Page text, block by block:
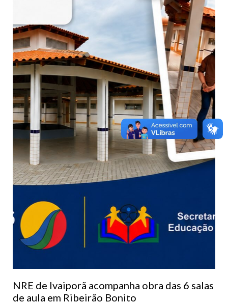
NRE de Ivaiporã acompanha obra das 6 salas
de aula em Ribeirão Bonito